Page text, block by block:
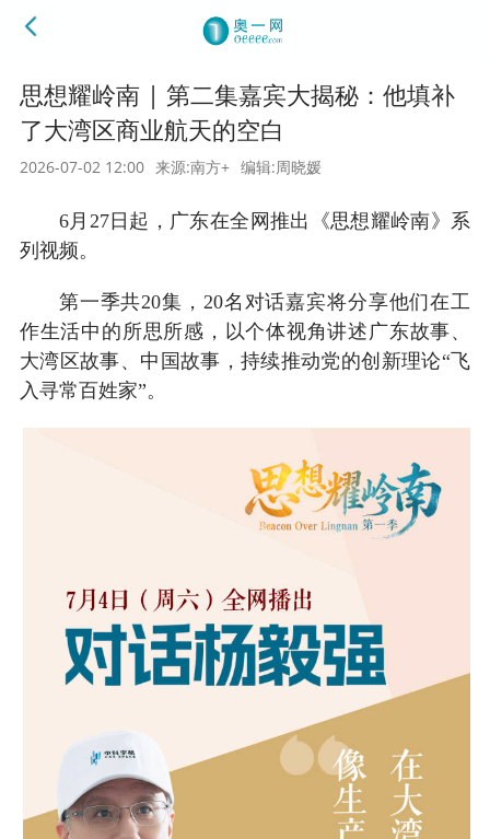
思想耀岭南 | 第二集嘉宾大揭秘：他填补
了大湾区商业航天的空白
2026-07-02 12:00 来源:南方+ 编辑:周晓媛
6月27日起，广东在全网推出《思想耀岭南》系
列视频。
第一季共20集，20名对话嘉宾将分享他们在工
作生活中的所思所感，以个体视角讲述广东故事、
大湾区故事、中国故事，持续推动党的创新理论“飞
入寻常百姓家”。